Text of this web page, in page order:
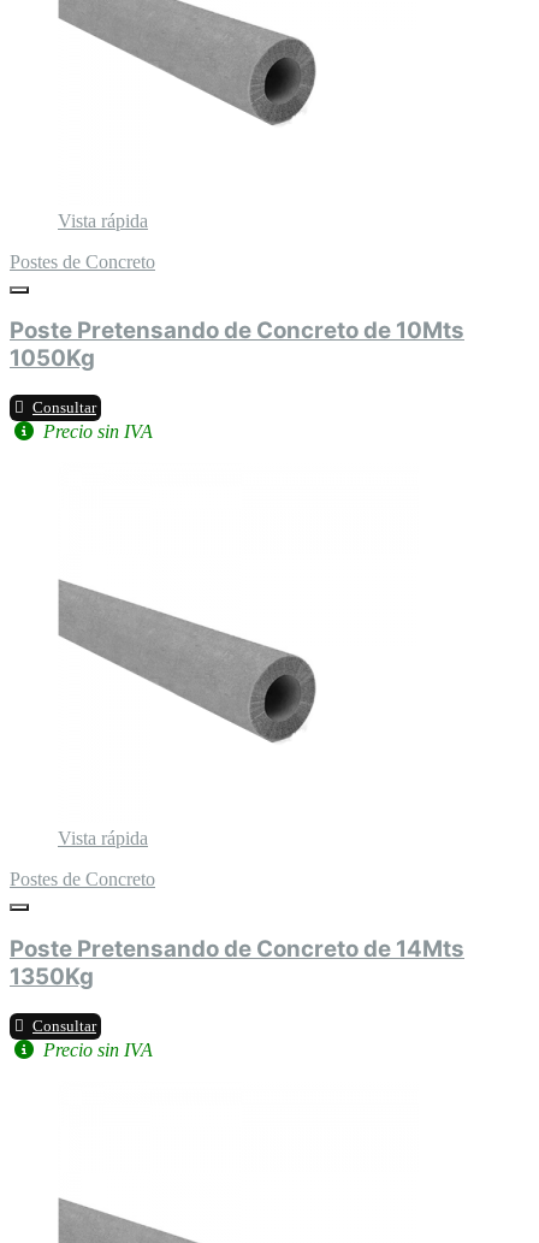
Vista rápida
Postes de Concreto
Poste Pretensando de Concreto de 10Mts
1050Kg
Consultar
Precio sin IVA
Vista rápida
Postes de Concreto
Poste Pretensando de Concreto de 14Mts
1350Kg
Consultar
Precio sin IVA